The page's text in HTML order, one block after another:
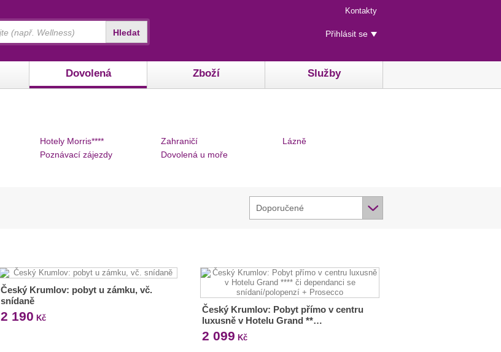
Menu
rychlého
přístupu
Kontakty
Uživatelské
menu
Přihlásit se
Dovolená Zboží Služby
Hledat
Hotely Morris****
Poznávací zájezdy
Zahraničí
Dovolená u moře
Lázně
Doporučené
Český Krumlov: pobyt u zámku, vč.
snídaně
2 190 Kč
Český Krumlov: Pobyt přímo v centru
luxusně v Hotelu Grand **…
2 099 Kč